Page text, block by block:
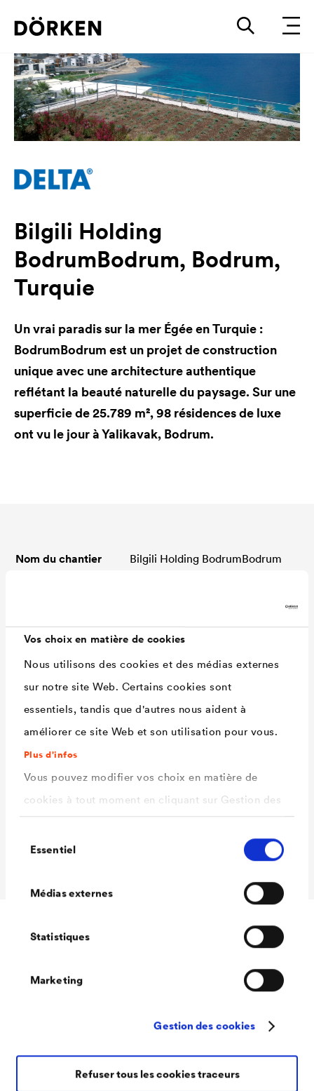
Vos choix en matière de cookies
Nous utilisons des cookies et des médias externes
sur notre site Web. Certains cookies sont
essentiels, tandis que d'autres nous aident à
améliorer ce site Web et son utilisation pour vous.
Plus d'infos
Vous pouvez modifier vos choix en matière de
cookies à tout moment en cliquant sur Gestion des
informations dans notre
politique de confidentialité
Sélectionnez les cookies que vous souhaitez
duEssentiel
Médias externes
Statistiques
Marketing
Gestion des cookies
Refuser tous les cookies traceurs
Bilgili Holding
BodrumBodrum, Bodrum,
Turquie
Un vrai paradis sur la mer Égée en Turquie :
BodrumBodrum est un projet de construction
unique avec une architecture authentique
reflétant la beauté naturelle du paysage. Sur une
superficie de 25.789 m², 98 résidences de luxe
ont vu le jour à Yalikavak, Bodrum.
Nom du chantier
Bilgili Holding BodrumBodrum
Pays
Turquie
Maître d'ouvrage
Bilgili Holding
Architecte
Sinan İzgi & Arif Özden & Tanju
Poseur
Bilgili Holding
Produits
DELTA® -FLORAXX TOP,
DELTA®-FLORAXX
Année
emplacement magnifique sur les pentes donnant
toutes les maisons offrent une vue magnifique sur la mer
cristalline et les plus belles plages de sable fin. Dans ce
contexte, le produitDELTA®-FLORAXX TOPa été utilisé